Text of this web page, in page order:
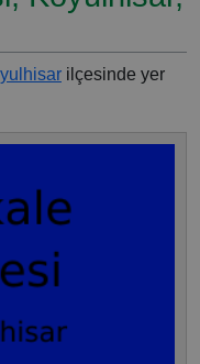
ilçesinde yer